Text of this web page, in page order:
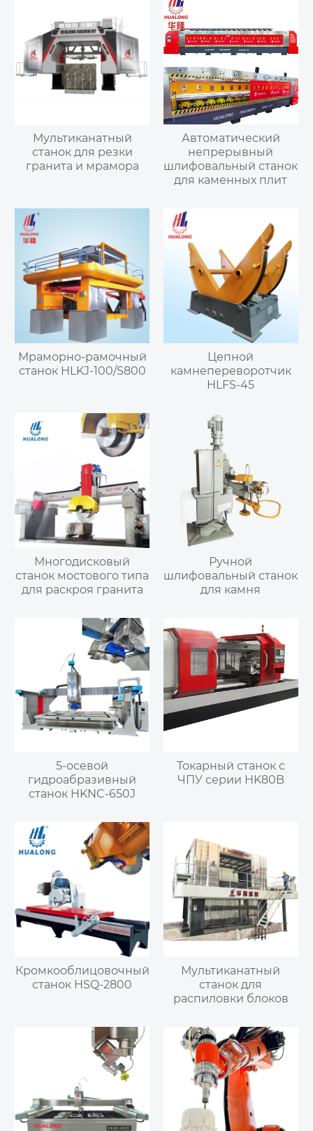
Мультиканатный
станок для резки
гранита и мрамора
Автоматический
непрерывный
шлифовальный станок
для каменных плит
Мраморно-рамочный
станок HLKJ-100/S800
Цепной
камнепереворотчик
HLFS-45
Многодисковый
станок мостового типа
для раскроя гранита
Ручной
шлифовальный станок
для камня
5-осевой
гидроабразивный
станок HKNC-650J
Токарный станок с
ЧПУ серии HK80B
Кромкооблицовочный
станок HSQ-2800
Мультиканатный
станок для
распиловки блоков